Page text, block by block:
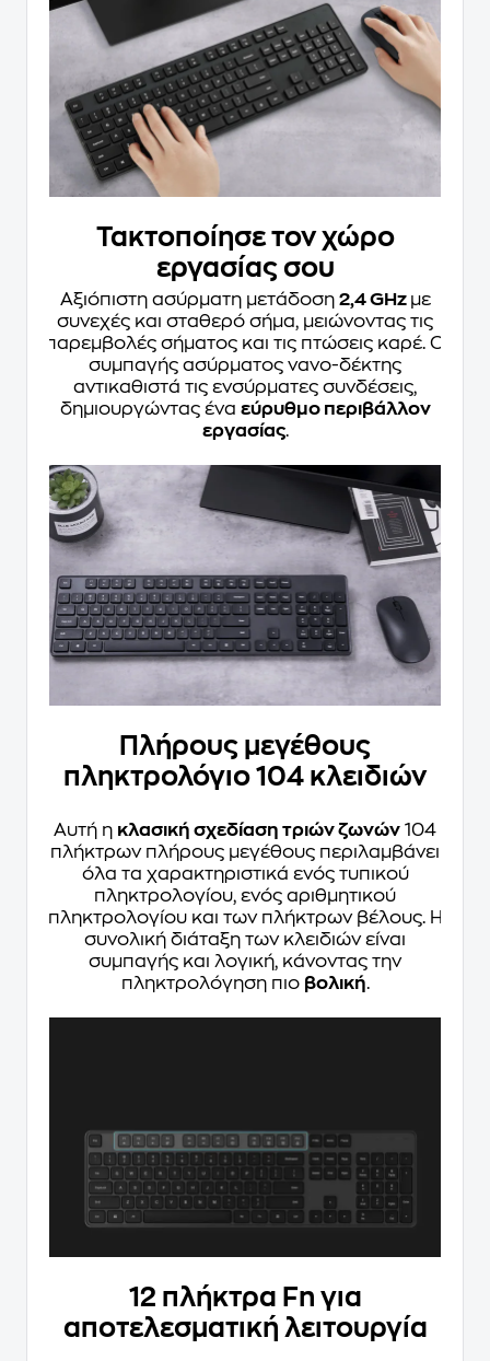
Τακτοποίησε τον χώρο
εργασίας σου
Αξιόπιστη ασύρματη μετάδοση 2,4 GHz με
συνεχές και σταθερό σήμα, μειώνοντας τις
παρεμβολές σήματος και τις πτώσεις καρέ. Ο
συμπαγής ασύρματος νανο-δέκτης
αντικαθιστά τις ενσύρματες συνδέσεις,
δημιουργώντας ένα εύρυθμο περιβάλλον
εργασίας.
Πλήρους μεγέθους
πληκτρολόγιο 104 κλειδιών
Αυτή η κλασική σχεδίαση τριών ζωνών 104
πλήκτρων πλήρους μεγέθους περιλαμβάνει
όλα τα χαρακτηριστικά ενός τυπικού
πληκτρολογίου, ενός αριθμητικού
πληκτρολογίου και των πλήκτρων βέλους. Η
συνολική διάταξη των κλειδιών είναι
συμπαγής και λογική, κάνοντας την
πληκτρολόγηση πιο βολική.
12 πλήκτρα Fn για
αποτελεσματική λειτουργία